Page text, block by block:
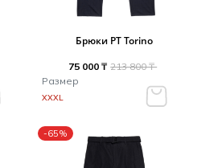
Брюки PT Torino
75 000 ₸ 213 800 ₸
Размер
XXXL
-65%